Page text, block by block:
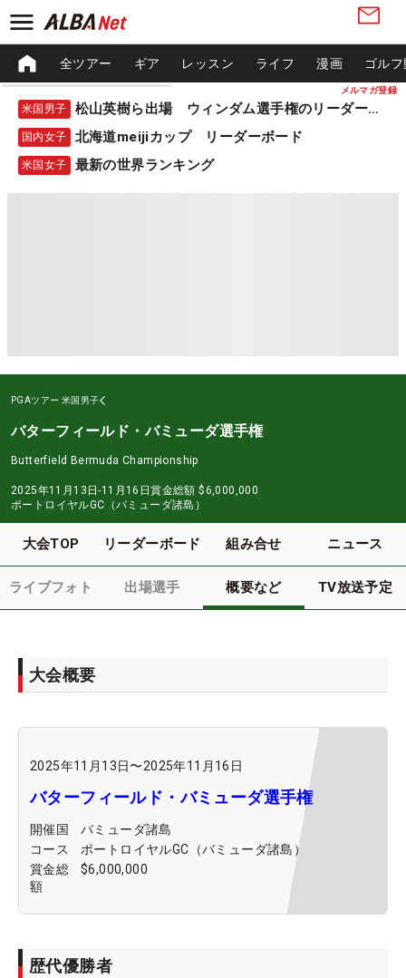
メルマガ登録
全ツアー ギア レッスン ライフ 漫画 ゴル
米国男子 松山英樹ら出場 ウィンダム選手権のリーダーボード
国内女子 北海道meijiカップ リーダーボード
米国女子 最新の世界ランキング
PGAツアー 米国男子
バターフィールド・バミューダ選手権
Butterfield Bermuda Championship
2025年11月13日-11月16日賞金総額 $6,000,000
ポートロイヤルGC（バミューダ諸島）
大会TOP リーダーボード 組み合せ ニュース
ライブフォト 出場選手 概要など TV放送予定
大会概要
2025年11月13日〜2025年11月16日
バターフィールド・バミューダ選手権
開催国
バミューダ諸島
コース
ポートロイヤルGC（バミューダ諸島）
賞金総
額
$6,000,000
歴代優勝者